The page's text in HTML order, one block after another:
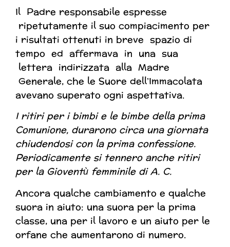
Il Padre responsabile espresse
ripetutamente il suo compiacimento per
i risultati ottenuti in breve spazio di
tempo ed affermava in una sua
lettera indirizzata alla Madre
Generale, che le Suore dell’Immacolata
avevano superato ogni aspettativa.
I ritiri per i bimbi e le bimbe della prima
Comunione, durarono circa una giornata
chiudendosi con la prima confessione.
Periodicamente si tennero anche ritiri
per la Gioventù femminile di A. C.
Ancora qualche cambiamento e qualche
suora in aiuto: una suora per la prima
classe, una per il lavoro e un aiuto per le
orfane che aumentarono di numero.